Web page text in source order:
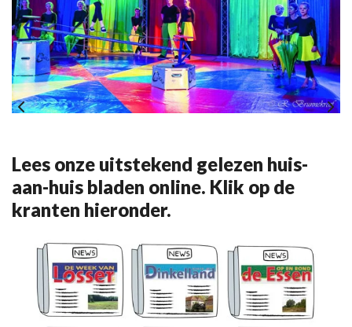
Lees onze uitstekend gelezen huis-
aan-huis bladen online. Klik op de
kranten hieronder.